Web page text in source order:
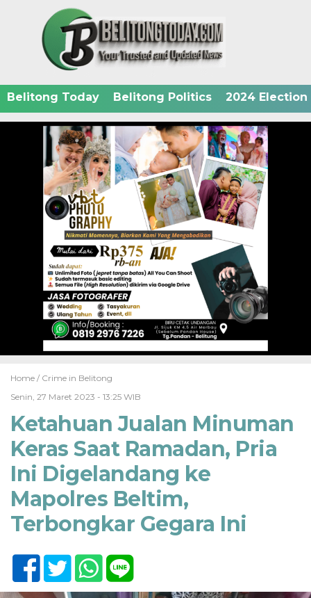
Belitong Today Belitong Politics 2024 Election
Home / Crime in Belitong
Senin, 27 Maret 2023 - 13:25 WIB
Ketahuan Jualan Minuman
Keras Saat Ramadan, Pria
Ini Digelandang ke
Mapolres Beltim,
Terbongkar Gegara Ini